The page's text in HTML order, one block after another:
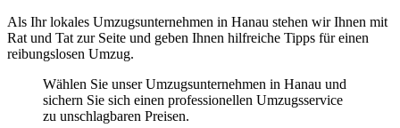
Als Ihr lokales Umzugsunternehmen in Hanau stehen wir Ihnen mit
Rat und Tat zur Seite und geben Ihnen hilfreiche Tipps für einen
reibungslosen Umzug.
Wählen Sie unser Umzugsunternehmen in Hanau und
sichern Sie sich einen professionellen Umzugsservice
zu unschlagbaren Preisen.